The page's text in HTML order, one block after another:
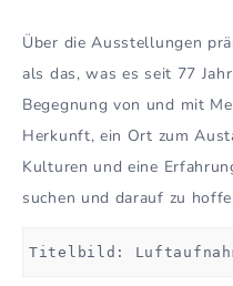
Über die Ausstellungen
als das, was es seit 77
Begegnung von und mit
Herkunft, ein Ort zum
Kulturen und eine
suchen und darauf zu
Titelbild: